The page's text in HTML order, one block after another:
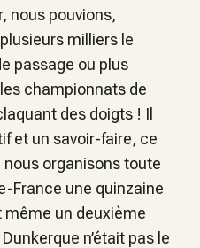
nous pouvions,
milliers le
passage ou plus
championnats de
des doigts ! Il
et un savoir-faire, ce
organisons toute
France une quinzaine
même un deuxième
n’était pas le